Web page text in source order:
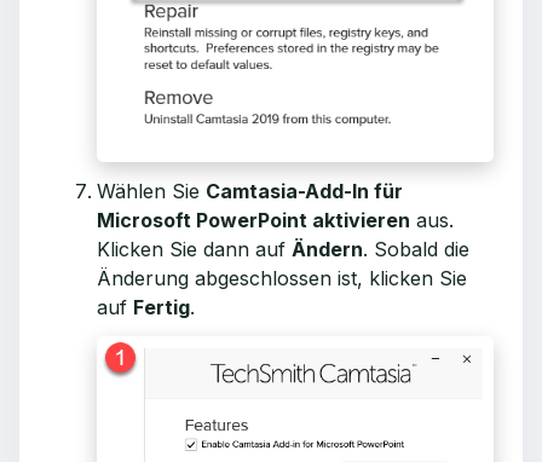
Wählen Sie Camtasia-Add-In für
Microsoft PowerPoint aktivieren aus.
Klicken Sie dann auf Ändern. Sobald die
Änderung abgeschlossen ist, klicken Sie
auf Fertig.